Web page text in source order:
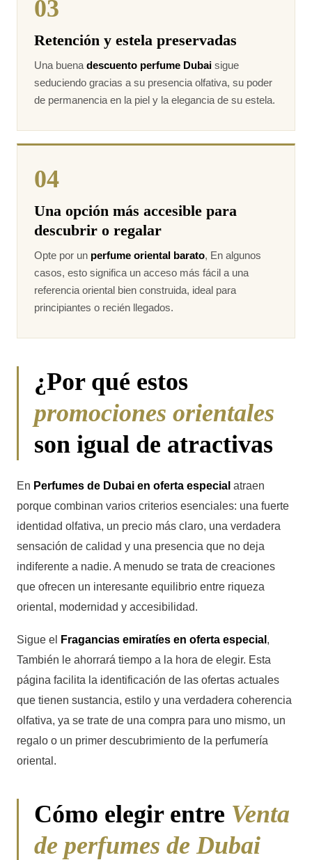
03
Retención y estela preservadas
Una buena descuento perfume Dubai sigue
seduciendo gracias a su presencia olfativa, su poder
de permanencia en la piel y la elegancia de su estela.
04
Una opción más accesible para
descubrir o regalar
Opte por un perfume oriental barato, En algunos
casos, esto significa un acceso más fácil a una
referencia oriental bien construida, ideal para
principiantes o recién llegados.
¿Por qué estos
promociones orientales
son igual de atractivas
En Perfumes de Dubai en oferta especial atraen
porque combinan varios criterios esenciales: una fuerte
identidad olfativa, un precio más claro, una verdadera
sensación de calidad y una presencia que no deja
indiferente a nadie. A menudo se trata de creaciones
que ofrecen un interesante equilibrio entre riqueza
oriental, modernidad y accesibilidad.
Sigue el Fragancias emiratíes en oferta especial ,
También le ahorrará tiempo a la hora de elegir. Esta
página facilita la identificación de las ofertas actuales
que tienen sustancia, estilo y una verdadera coherencia
olfativa, ya se trate de una compra para uno mismo, un
regalo o un primer descubrimiento de la perfumería
oriental.
Cómo elegir entre Venta
de perfumes de Dubai